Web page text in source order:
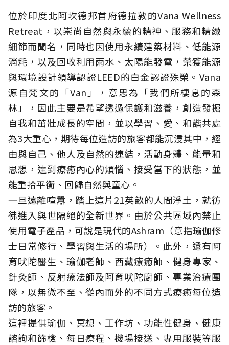
位於印度北阿坎德邦首府德拉敦的Vana Wellness
Retreat，以崇尚自然與永續的精神、服務和精緻
細節而聞名，同時也因使用永續建築材料、低能源
消耗，以及回收利用雨水、太陽能發電，榮獲能源
與環境設計領導認證LEED的白金認證殊榮。Vana
源自梵文的「Van」，意思為「我們所棲息的森
林」，因此主要是希望透過保護和滋養，創造發掘
自我和茁壯成長的空間，並以學習、愛、和諧共處
為3大重心，期待每位造訪的旅客都能沉浸其中，經
由與自己、他人及自然的連結，活動身體、能量和
思想，達到療癒內心的煩惱、接受當下的狀態，並
能重拾平衡、回歸自然與童心。
一旦遠離喧囂，踏上這片21英畝的人間淨土，就彷
彿進入與世隔絕的全新世界。由於公共區域內禁止
使用電子產品，可說是現代的Ashram（意指瑜伽修
士日常修行、學習與生活的場所）。此外，還有阿
育吠陀醫生、瑜伽老師、西藏療癒師、健身專家、
針灸師、反射療法師及阿育吠陀廚師、專業治療團
隊，以無微不至、從內而外的不同方式療癒每位造
訪的旅客。
這裡提供瑜伽、冥想、工作坊、功能性健身、健康
諮詢和篩檢、每日療程、機場接送、專用服裝等服